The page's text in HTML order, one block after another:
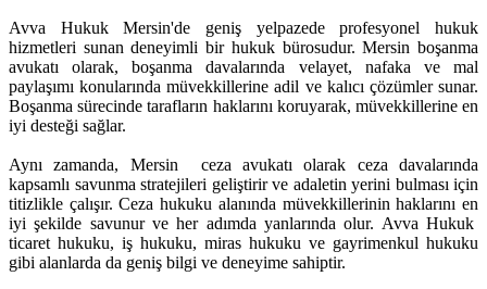
Avva Hukuk Mersin'de geniş yelpazede profesyonel hukuk
hizmetleri sunan deneyimli bir hukuk bürosudur. Mersin boşanma
avukatı olarak, boşanma davalarında velayet, nafaka ve mal
paylaşımı konularında müvekkillerine adil ve kalıcı çözümler sunar.
Boşanma sürecinde tarafların haklarını koruyarak, müvekkillerine en
iyi desteği sağlar.
Aynı zamanda, Mersin ceza avukatı olarak ceza davalarında
kapsamlı savunma stratejileri geliştirir ve adaletin yerini bulması için
titizlikle çalışır. Ceza hukuku alanında müvekkillerinin haklarını en
iyi şekilde savunur ve her adımda yanlarında olur. Avva Hukuk
ticaret hukuku, iş hukuku, miras hukuku ve gayrimenkul hukuku
gibi alanlarda da geniş bilgi ve deneyime sahiptir.